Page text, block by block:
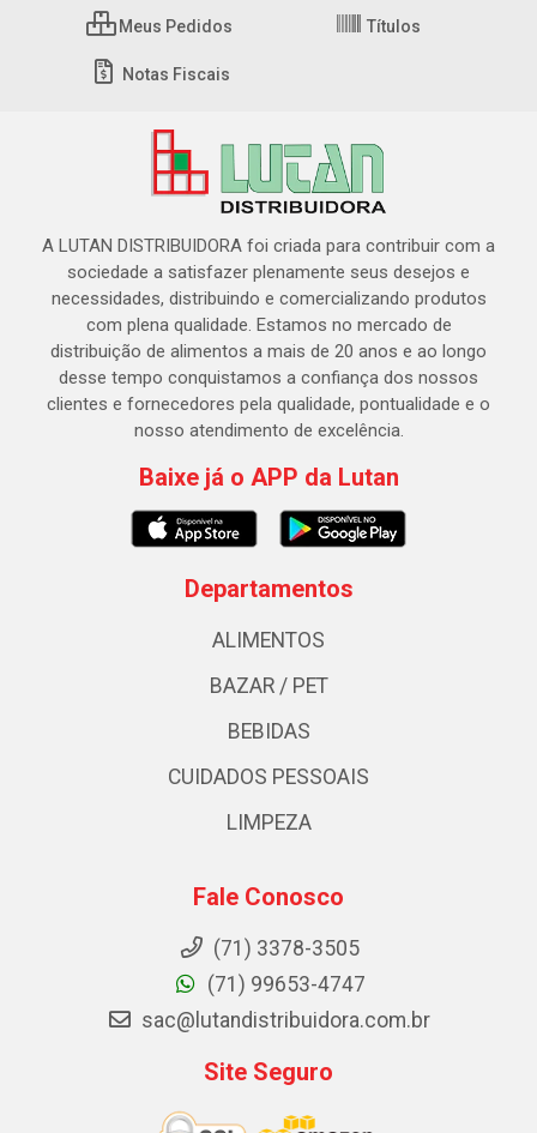
Meus Pedidos Títulos
Notas Fiscais
A LUTAN DISTRIBUIDORA foi criada para contribuir com a
sociedade a satisfazer plenamente seus desejos e
necessidades, distribuindo e comercializando produtos
com plena qualidade. Estamos no mercado de
distribuição de alimentos a mais de 20 anos e ao longo
desse tempo conquistamos a confiança dos nossos
clientes e fornecedores pela qualidade, pontualidade e o
nosso atendimento de excelência.
Baixe já o APP da Lutan
Departamentos
ALIMENTOS
BAZAR / PET
BEBIDAS
CUIDADOS PESSOAIS
LIMPEZA
Fale Conosco
(71) 3378-3505
(71) 99653-4747
sac@lutandistribuidora.com.br
Site Seguro